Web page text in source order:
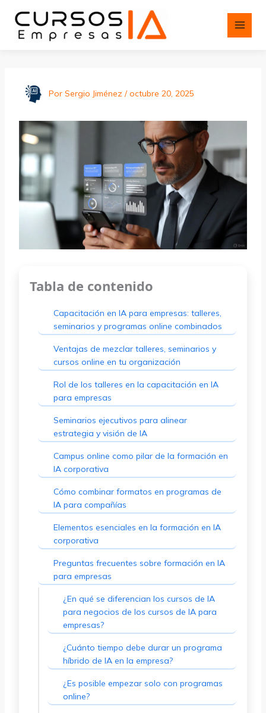
Por Sergio Jiménez /octubre 20, 2025
Tabla de contenido
Capacitación en IA para empresas: talleres,
seminarios y programas online combinados
Ventajas de mezclar talleres, seminarios y
cursos online en tu organización
Rol de los talleres en la capacitación en IA
para empresas
Seminarios ejecutivos para alinear
estrategia y visión de IA
Campus online como pilar de la formación en
IA corporativa
Cómo combinar formatos en programas de
IA para compañías
Elementos esenciales en la formación en IA
corporativa
Preguntas frecuentes sobre formación en IA
para empresas
¿En qué se diferencian los cursos de IA
para negocios de los cursos de IA para
empresas?
¿Cuánto tiempo debe durar un programa
híbrido de IA en la empresa?
¿Es posible empezar solo con programas
online?